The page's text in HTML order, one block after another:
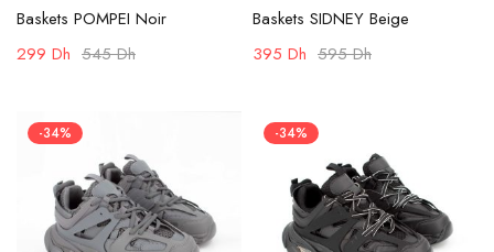
Baskets POMPEI Noir
545Dh
299 Dh
Baskets SIDNEY Beige
595Dh
395 Dh
-34% -34%